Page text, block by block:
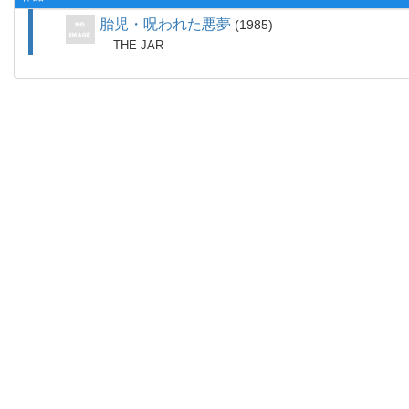
胎児・呪われた悪夢 1985
THE JAR